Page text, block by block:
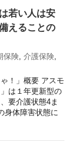
若い人は安
えることの
保険 介護保険
！」概要 アスモ
は１年更新型の
要介護状態4ま
身体障害状態に